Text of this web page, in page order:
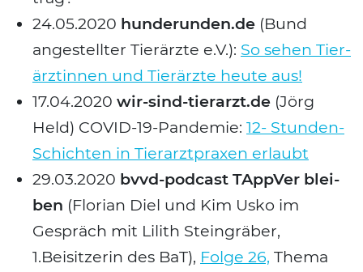
24.05.2020 hunderunden.de (Bund
ange­stell­ter Tier­ärz­te e.V.): So sehen Tier­
ärz­tin­nen und Tier­ärz­te heu­te aus!
17.04.2020 wir-sind-tierarzt.de (Jörg
Held) COVID-19-Pan­de­mie: 12- Stun­den-
Schich­ten in Tier­arzt­pra­xen erlaubt
29.03.2020 bvvd-pod­cast TApp­Ver blei­
ben (Flo­ri­an Diel und Kim Usko im
Gespräch mit Lilith Stein­grä­ber,
1.Beisitzerin des BaT), Fol­ge 26, The­ma